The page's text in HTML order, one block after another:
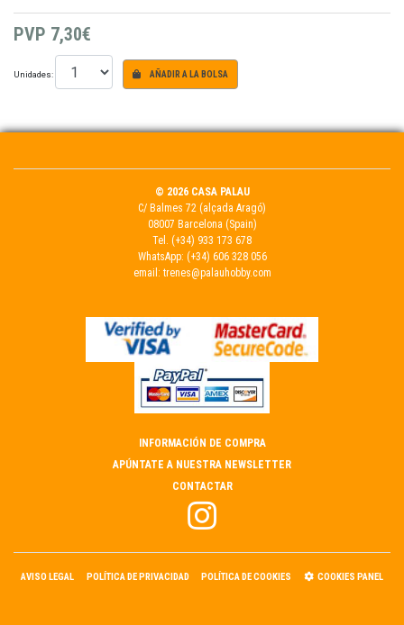
PVP 7,30€
Unidades: AÑADIR A LA BOLSA
© 2026 CASA PALAU
C/ Balmes 72 (alçada Aragó)
08007 Barcelona (Spain)
Tel. (+34) 933 173 678
WhatsApp: (+34) 606 328 056
email: trenes@palauhobby.com
INFORMACIÓN DE COMPRA
APÚNTATE A NUESTRA NEWSLETTER
CONTACTAR
AVISO LEGAL POLÍTICA DE PRIVACIDAD POLÍTICA DE COOKIES COOKIES PANEL